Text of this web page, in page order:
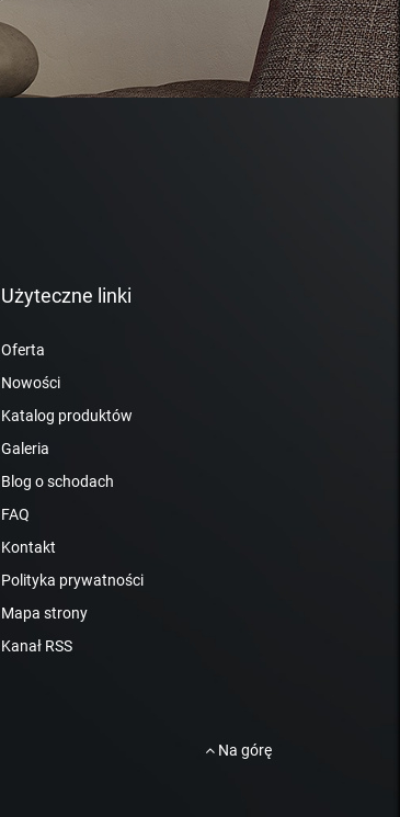
Użyteczne linki
Oferta
Nowości
Katalog produktów
Galeria
Blog o schodach
FAQ
Kontakt
Polityka prywatności
Mapa strony
Kanał RSS
Na górę